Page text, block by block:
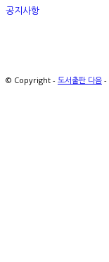
공지사항
© Copyright - 도서출판 다음 -